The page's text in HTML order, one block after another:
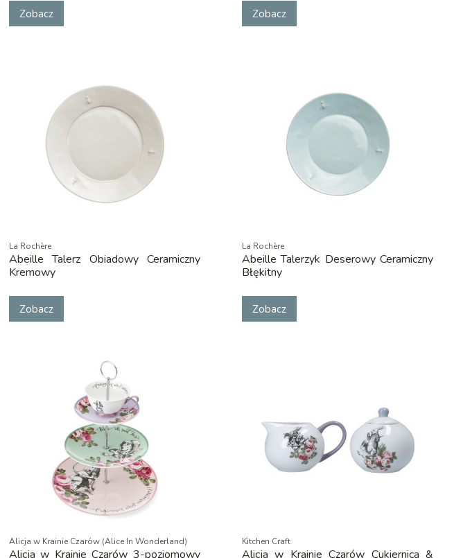
Zobacz Zobacz
La Rochère
Abeille Talerz Obiadowy Ceramiczny
Kremowy
Zobacz
La Rochère
Abeille Talerzyk Deserowy Ceramiczny
Błękitny
Zobacz
Alicja w Krainie Czarów (Alice In Wonderland)
Alicja w Krainie Czarów 3-poziomowy
Kitchen Craft
Alicja w Krainie Czarów Cukiernica &